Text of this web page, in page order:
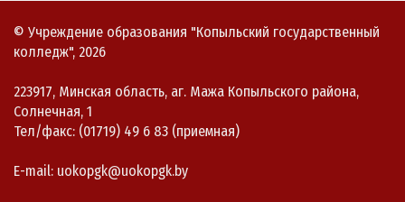
© Учреждение образования "Копыльский государственный
колледж", 2026
223917, Минская область, аг. Мажа Копыльского района,
Солнечная, 1
Тел/факс: (01719) 49 6 83 (приемная)
E-mail: uokopgk@uokopgk.by